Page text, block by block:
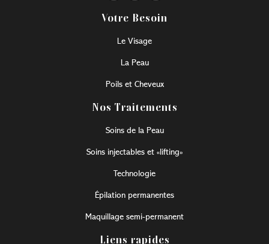
Votre Besoin
Le Visage
La Peau
Poils et Cheveux
Nos Traitements
Soins de la Peau
Soins injectables et «lifting»
Technologie
Épilation permanentes
Maquillage semi-permanent
Liens rapides